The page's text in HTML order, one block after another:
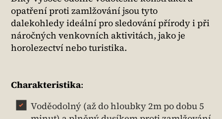
opatření proti zamlžování jsou tyto
dalekohledy ideální pro sledování přírody i při
náročných venkovních aktivitách, jako je
horolezectví nebo turistika.
Charakteristika:
Voděodolný (až do hloubky 2m po dobu 5